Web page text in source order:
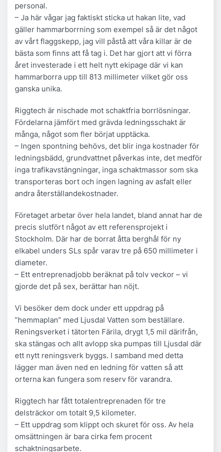
personal.
– Ja här vågar jag faktiskt sticka ut hakan lite, vad
gäller hammarborrning som exempel så är det något
av vårt flaggskepp, jag vill påstå att våra killar är de
bästa som finns att få tag i. Det har gjort att vi förra
året investerade i ett helt nytt ekipage där vi kan
hammarborra upp till 813 millimeter vilket gör oss
ganska unika.
Riggtech är nischade mot schaktfria borrlösningar.
Fördelarna jämfört med grävda ledningsschakt är
många, något som fler börjat upptäcka.
– Ingen spontning behövs, det blir inga kostnader för
ledningsbädd, grundvattnet påverkas inte, det medför
inga trafikavstängningar, inga schaktmassor som ska
transporteras bort och ingen lagning av asfalt eller
andra återställandekostnader.
Företaget arbetar över hela landet, bland annat har de
precis slutfört något av ett referensprojekt i
Stockholm. Där har de borrat åtta berghål för ny
elkabel unders SLs spår varav tre på 650 millimeter i
diameter.
– Ett entreprenadjobb beräknat på tolv veckor – vi
gjorde det på sex, berättar han nöjt.
Vi besöker dem dock under ett uppdrag på
”hemmaplan” med Ljusdal Vatten som beställare.
Reningsverket i tätorten Färila, drygt 1,5 mil därifrån,
ska stängas och allt avlopp ska pumpas till Ljusdal där
ett nytt reningsverk byggs. I samband med detta
lägger man även ned en ledning för vatten så att
orterna kan fungera som reserv för varandra.
Riggtech har fått totalentreprenaden för tre
delsträckor om totalt 9,5 kilometer.
– Ett uppdrag som klippt och skuret för oss. Av hela
omsättningen är bara cirka fem procent
schaktningsarbete.